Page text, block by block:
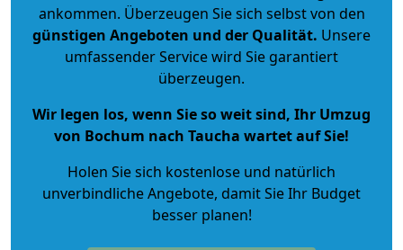
ankommen. Überzeugen Sie sich selbst von den
günstigen Angeboten und der Qualität. Unsere
umfassender Service wird Sie garantiert
überzeugen.
Wir legen los, wenn Sie so weit sind, Ihr Umzug
von Bochum nach Taucha wartet auf Sie!
Holen Sie sich kostenlose und natürlich
unverbindliche Angebote, damit Sie Ihr Budget
besser planen!